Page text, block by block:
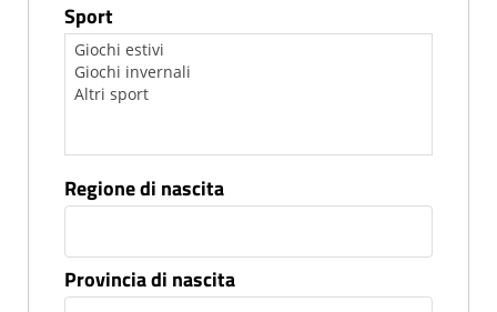
Sport
Regione di nascita
Provincia di nascita